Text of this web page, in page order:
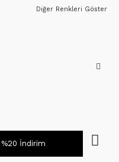
İndirim
Diğer Renkleri Göster